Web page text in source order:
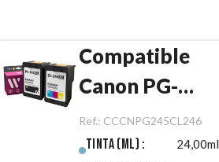
Compatible
Canon PG-
245XL/CL-
246XL
Ref.: CCCNPG245CL246
Tinta (ml) : 24,00ml